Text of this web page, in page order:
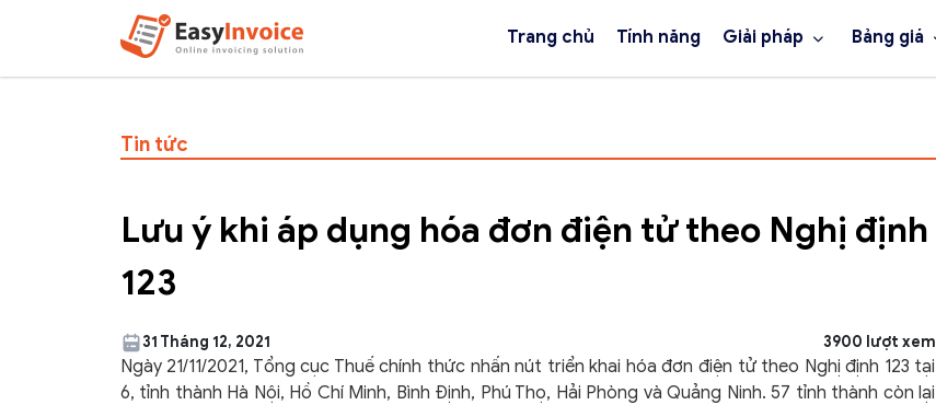
Trang chủ Tính năng Giải pháp Bảng giá
Tin tức
Lưu ý khi áp dụng hóa đơn điện tử theo Nghị định
123
31 Tháng 12, 2021 3900 lượt xem
Ngày 21/11/2021, Tổng cục Thuế chính thức nhấn nút triển khai hóa đơn điện tử theo Nghị định 123 tại
6, tỉnh thành Hà Nội, Hồ Chí Minh, Bình Định, Phú Thọ, Hải Phòng và Quảng Ninh. 57 tỉnh thành còn lại